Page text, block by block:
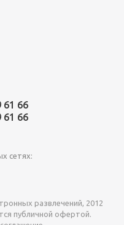
61 66
61 66
сетях:
развлечений, 2012
публичной офертой.